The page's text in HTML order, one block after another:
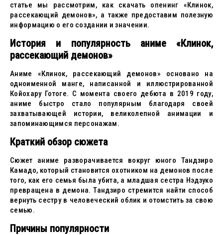
статье мы рассмотрим, как скачать опенинг «Клинок,
рассекающий демонов», а также предоставим полезную
информацию о его создании и значении.
История и популярность аниме «Клинок,
рассекающий демонов»
Аниме «Клинок, рассекающий демонов» основано на
одноименной манге, написанной и иллюстрированной
Койохару Готоге. С момента своего дебюта в 2019 году,
аниме быстро стало популярным благодаря своей
захватывающей истории, великолепной анимации и
запоминающимся персонажам.
Краткий обзор сюжета
Сюжет аниме разворачивается вокруг юного Тандзиро
Камадо, который становится охотником на демонов после
того, как его семья была убита, а младшая сестра Нэдзуко
превращена в демона. Тандзиро стремится найти способ
вернуть сестру в человеческий облик и отомстить за свою
семью.
Причины популярности